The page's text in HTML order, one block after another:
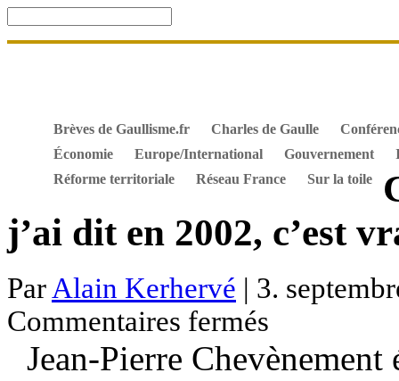
Brèves de Gaullisme.fr
Charles de Gaulle
Économie
Europe/International Gouvernement
Réforme territoriale
Réseau France Sur la toile
j’ai dit en 2002, c’est
Par Alain Kerhervé | 3.
Commentaires fermés
"Tout
ce
Jean-Pierre